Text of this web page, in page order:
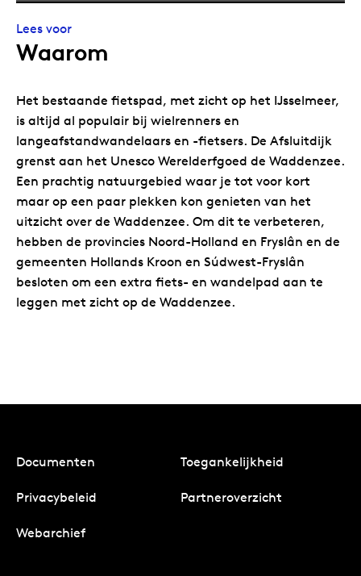
Lees voor
Waarom
Het bestaande fietspad, met zicht op het IJsselmeer,
is altijd al populair bij wielrenners en
langeafstandwandelaars en -fietsers. De Afsluitdijk
grenst aan het Unesco Werelderfgoed de Waddenzee.
Een prachtig natuurgebied waar je tot voor kort
maar op een paar plekken kon genieten van het
uitzicht over de Waddenzee. Om dit te verbeteren,
hebben de provincies Noord-Holland en Fryslân en de
gemeenten Hollands Kroon en Súdwest-Fryslân
besloten om een extra fiets- en wandelpad aan te
leggen met zicht op de Waddenzee.
Documenten Toegankelijkheid
Privacybeleid Partneroverzicht
Webarchief